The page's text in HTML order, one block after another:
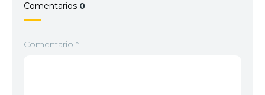
Comentarios 0
Comentario *